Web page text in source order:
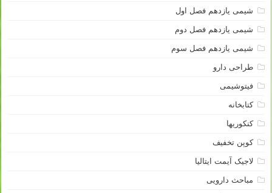
شیمی یازدهم فصل اول
شیمی یازدهم فصل دوم
شیمی یازدهم فصل سوم
طراحی دارو
فیتوشیمی
کتابخانه
کنکوریها
کوپن تخفیف
لاجیک آیمت ایتالیا
مباحث دارویی